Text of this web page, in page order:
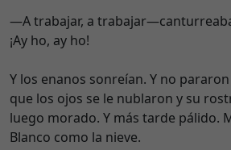
—A trabajar, a
¡Ay ho, ay ho!
Y los enanos sonreían. Y no
que los ojos se le nublaron y su
luego morado. Y más tarde pálido.
Blanco como la nieve.